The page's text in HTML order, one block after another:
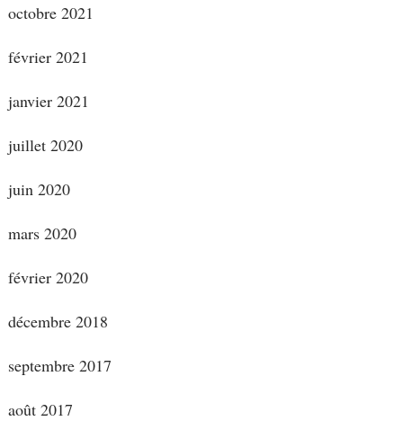
octobre 2021
février 2021
janvier 2021
juillet 2020
juin 2020
mars 2020
février 2020
décembre 2018
septembre 2017
août 2017